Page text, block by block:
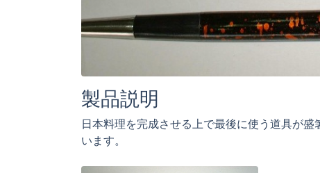
製品説明
日本料理を完成させる上で最後に使う道具が
います。